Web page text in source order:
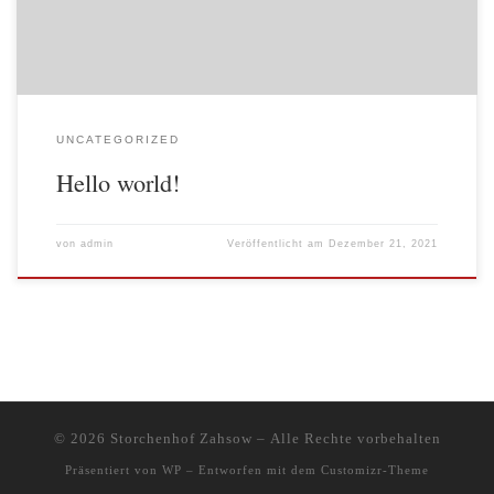
UNCATEGORIZED
Hello world!
von admin Veröffentlicht am Dezember 21, 2021
© 2026 Storchenhof Zahsow – Alle Rechte vorbehalten
Präsentiert von WP – Entworfen mit dem Customizr-Theme